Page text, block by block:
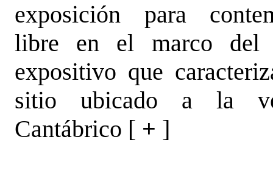
exposición para
libre en el marco del
expositivo que
sitio ubicado a la
Cantábrico [ + ]